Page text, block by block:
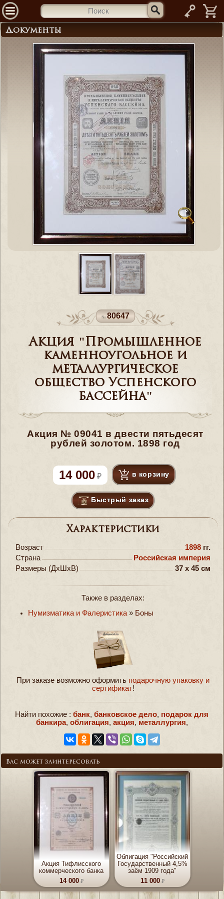
—
Документы
80647
Акция "Промышленное
каменноугольное и
металлургическое
общество Успенского
бассейна"
Акция № 09041 в двести пятьдесят
рублей золотом. 1898 год
14 000 в корзину
Быстрый заказ
Характеристики
Возраст 1898 гг.
Страна
Российская империя
Размеры (ДxШxВ)
37 x 45 см
Также в разделах:
Нумизматика и Фалеристика» Боны
При заказе возможно оформить подарочную упаковку и
сертификат!
Найти похожие : банк, банковское дело, подарок для
банкира, облигация, акция, металлургия,
Вас может заинтересовать
Акция Тифлисского
коммерческого банка
14 000
Облигация "Российский
Государственный 4,5%
заём 1909 года"
11 000